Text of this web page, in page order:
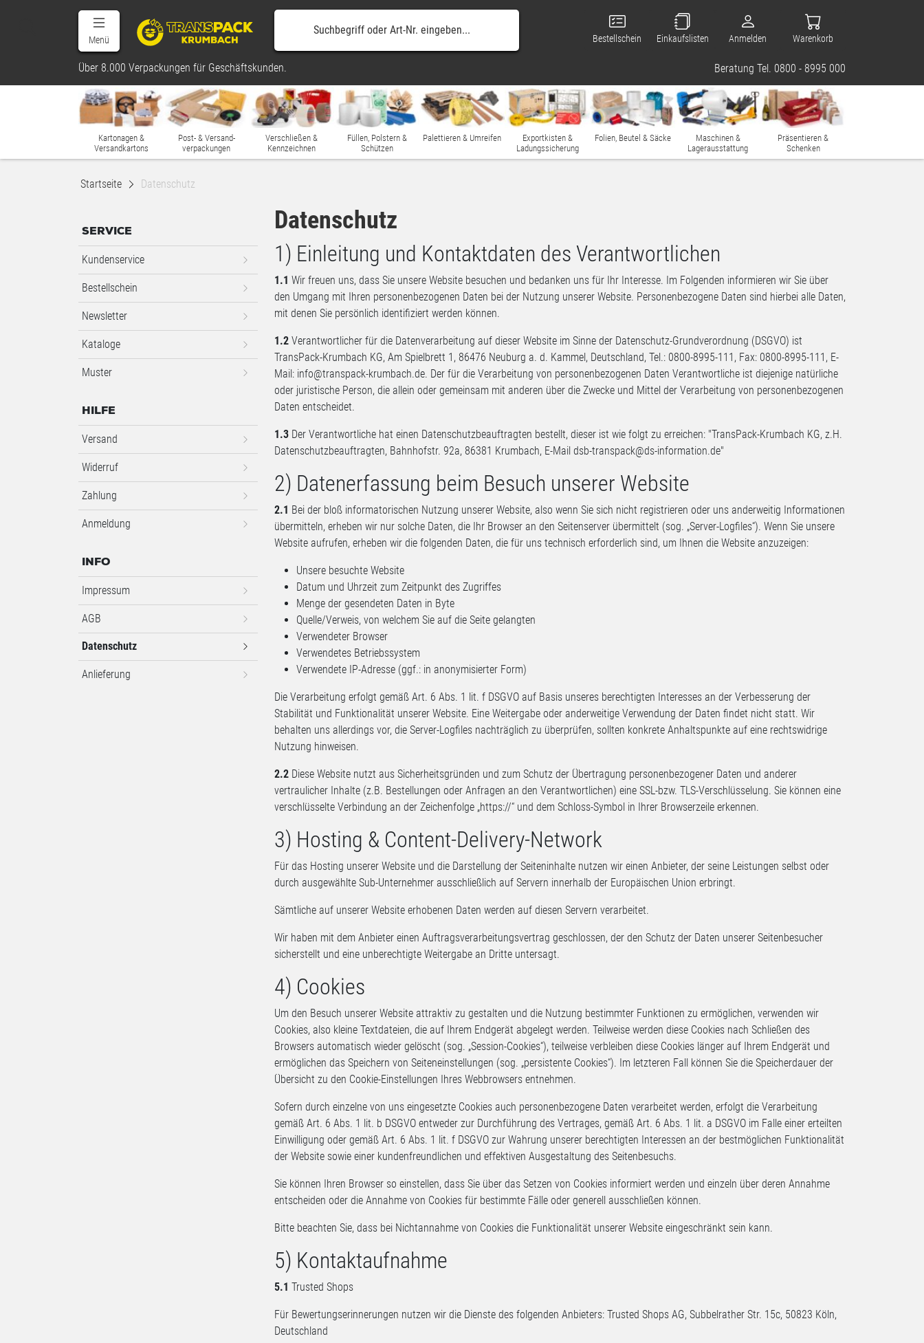
Menü Bestellschein Einkaufslisten Anmelden Warenkorb
Über 8.000 Verpackungen für Geschäftskunden. Beratung Tel. 0800 - 8995 000
Kartonagen &
Versandkartons
Post- & Versand-
verpackungen
Verschließen &
Kennzeichnen
Füllen, Polstern &
Schützen
Palettieren & Umreifen
Exportkisten &
Ladungssicherung
Folien, Beutel & Säcke
Maschinen &
Lagerausstattung
Präsentieren &
Schenken
Startseite Datenschutz
Datenschutz
1) Einleitung und Kontaktdaten des Verantwortlichen
1.1 Wir freuen uns, dass Sie unsere Website besuchen und bedanken uns für Ihr Interesse. Im Folgenden informieren wir Sie über
den Umgang mit Ihren personenbezogenen Daten bei der Nutzung unserer Website. Personenbezogene Daten sind hierbei alle Daten,
mit denen Sie persönlich identifiziert werden können.
1.2 Verantwortlicher für die Datenverarbeitung auf dieser Website im Sinne der Datenschutz-Grundverordnung (DSGVO) ist
TransPack-Krumbach KG, Am Spielbrett 1, 86476 Neuburg a. d. Kammel, Deutschland, Tel.: 0800-8995-111, Fax: 0800-8995-111, E-
Mail: info@transpack-krumbach.de. Der für die Verarbeitung von personenbezogenen Daten Verantwortliche ist diejenige natürliche
oder juristische Person, die allein oder gemeinsam mit anderen über die Zwecke und Mittel der Verarbeitung von personenbezogenen
Daten entscheidet.
1.3 Der Verantwortliche hat einen Datenschutzbeauftragten bestellt, dieser ist wie folgt zu erreichen: "TransPack-Krumbach KG, z.H.
Datenschutzbeauftragten, Bahnhofstr. 92a, 86381 Krumbach, E-Mail dsb-transpack@ds-information.de"
2) Datenerfassung beim Besuch unserer Website
2.1 Bei der bloß informatorischen Nutzung unserer Website, also wenn Sie sich nicht registrieren oder uns anderweitig Informationen
übermitteln, erheben wir nur solche Daten, die Ihr Browser an den Seitenserver übermittelt (sog. „Server-Logfiles“). Wenn Sie unsere
Website aufrufen, erheben wir die folgenden Daten, die für uns technisch erforderlich sind, um Ihnen die Website anzuzeigen:
Unsere besuchte Website
Datum und Uhrzeit zum Zeitpunkt des Zugriffes
Menge der gesendeten Daten in Byte
Quelle/Verweis, von welchem Sie auf die Seite gelangten
Verwendeter Browser
Verwendetes Betriebssystem
Verwendete IP-Adresse (ggf.: in anonymisierter Form)
Die Verarbeitung erfolgt gemäß Art. 6 Abs. 1 lit. f DSGVO auf Basis unseres berechtigten Interesses an der Verbesserung der
Stabilität und Funktionalität unserer Website. Eine Weitergabe oder anderweitige Verwendung der Daten findet nicht statt. Wir
behalten uns allerdings vor, die Server-Logfiles nachträglich zu überprüfen, sollten konkrete Anhaltspunkte auf eine rechtswidrige
Nutzung hinweisen.
2.2 Diese Website nutzt aus Sicherheitsgründen und zum Schutz der Übertragung personenbezogener Daten und anderer
vertraulicher Inhalte (z.B. Bestellungen oder Anfragen an den Verantwortlichen) eine SSL-bzw. TLS-Verschlüsselung. Sie können eine
verschlüsselte Verbindung an der Zeichenfolge „https://“ und dem Schloss-Symbol in Ihrer Browserzeile erkennen.
3) Hosting & Content-Delivery-Network
Für das Hosting unserer Website und die Darstellung der Seiteninhalte nutzen wir einen Anbieter, der seine Leistungen selbst oder
durch ausgewählte Sub-Unternehmer ausschließlich auf Servern innerhalb der Europäischen Union erbringt.
Sämtliche auf unserer Website erhobenen Daten werden auf diesen Servern verarbeitet.
Wir haben mit dem Anbieter einen Auftragsverarbeitungsvertrag geschlossen, der den Schutz der Daten unserer Seitenbesucher
sicherstellt und eine unberechtigte Weitergabe an Dritte untersagt.
4) Cookies
Um den Besuch unserer Website attraktiv zu gestalten und die Nutzung bestimmter Funktionen zu ermöglichen, verwenden wir
Cookies, also kleine Textdateien, die auf Ihrem Endgerät abgelegt werden. Teilweise werden diese Cookies nach Schließen des
Browsers automatisch wieder gelöscht (sog. „Session-Cookies“), teilweise verbleiben diese Cookies länger auf Ihrem Endgerät und
ermöglichen das Speichern von Seiteneinstellungen (sog. „persistente Cookies“). Im letzteren Fall können Sie die Speicherdauer der
Übersicht zu den Cookie-Einstellungen Ihres Webbrowsers entnehmen.
Sofern durch einzelne von uns eingesetzte Cookies auch personenbezogene Daten verarbeitet werden, erfolgt die Verarbeitung
gemäß Art. 6 Abs. 1 lit. b DSGVO entweder zur Durchführung des Vertrages, gemäß Art. 6 Abs. 1 lit. a DSGVO im Falle einer erteilten
Einwilligung oder gemäß Art. 6 Abs. 1 lit. f DSGVO zur Wahrung unserer berechtigten Interessen an der bestmöglichen Funktionalität
der Website sowie einer kundenfreundlichen und effektiven Ausgestaltung des Seitenbesuchs.
Sie können Ihren Browser so einstellen, dass Sie über das Setzen von Cookies informiert werden und einzeln über deren Annahme
entscheiden oder die Annahme von Cookies für bestimmte Fälle oder generell ausschließen können.
Bitte beachten Sie, dass bei Nichtannahme von Cookies die Funktionalität unserer Website eingeschränkt sein kann.
5) Kontaktaufnahme
5.1 Trusted Shops
Für Bewertungserinnerungen nutzen wir die Dienste des folgenden Anbieters: Trusted Shops AG, Subbelrather Str. 15c, 50823 Köln,
Deutschland
SERVICE
Kundenservice
Bestellschein
Newsletter
Kataloge
Muster
HILFE
Versand
Widerruf
Zahlung
Anmeldung
INFO
Impressum
AGB
Datenschutz
Anlieferung